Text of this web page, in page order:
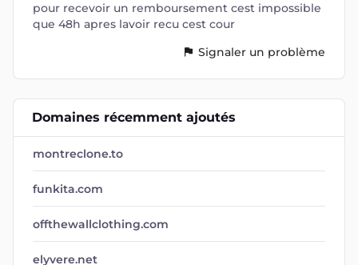
pour recevoir un remboursement cest impossible
que 48h apres lavoir recu cest cour
Signaler un problème
Domaines récemment ajoutés
montreclone.to
funkita.com
offthewallclothing.com
elyvere.net